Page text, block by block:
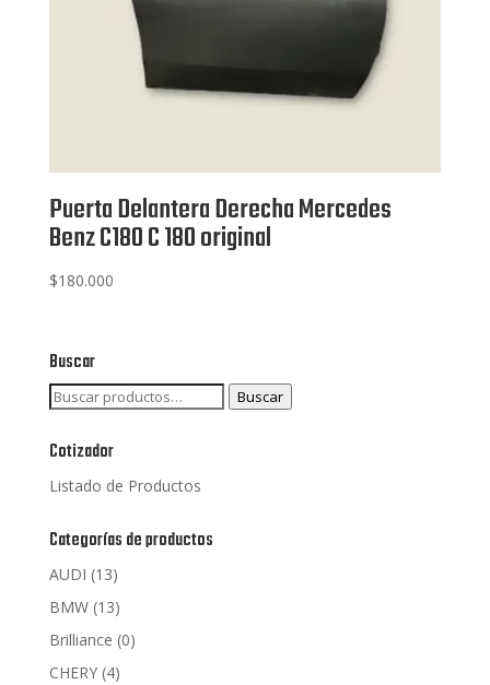
Puerta Delantera Derecha Mercedes
Benz C180 C 180 original
$180.000
Buscar
Buscar
Buscar
Cotizador
Listado de Productos
Categorías de productos
AUDI (13)
BMW (13)
Brilliance (0)
CHERY (4)